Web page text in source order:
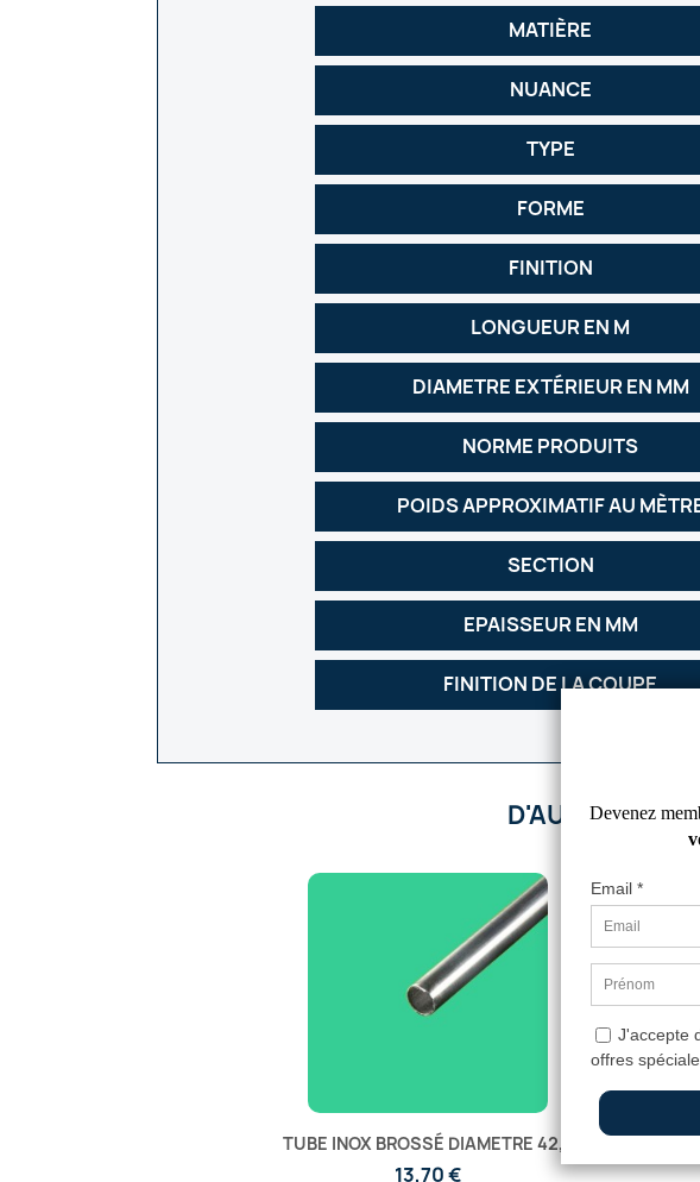
MATIÈRE
NUANCE
TYPE
FORME
FINITION
LONGUEUR EN M
DIAMETRE EXTÉRIEUR EN MM
NORME PRODUITS
POIDS APPROXIMATIF AU
SECTION
EPAISSEUR EN MM
FINITION DE LA COUPE
D'AUTRES
TUBE INOX BROSSÉ DIAMETRE 42,4
13,70 €